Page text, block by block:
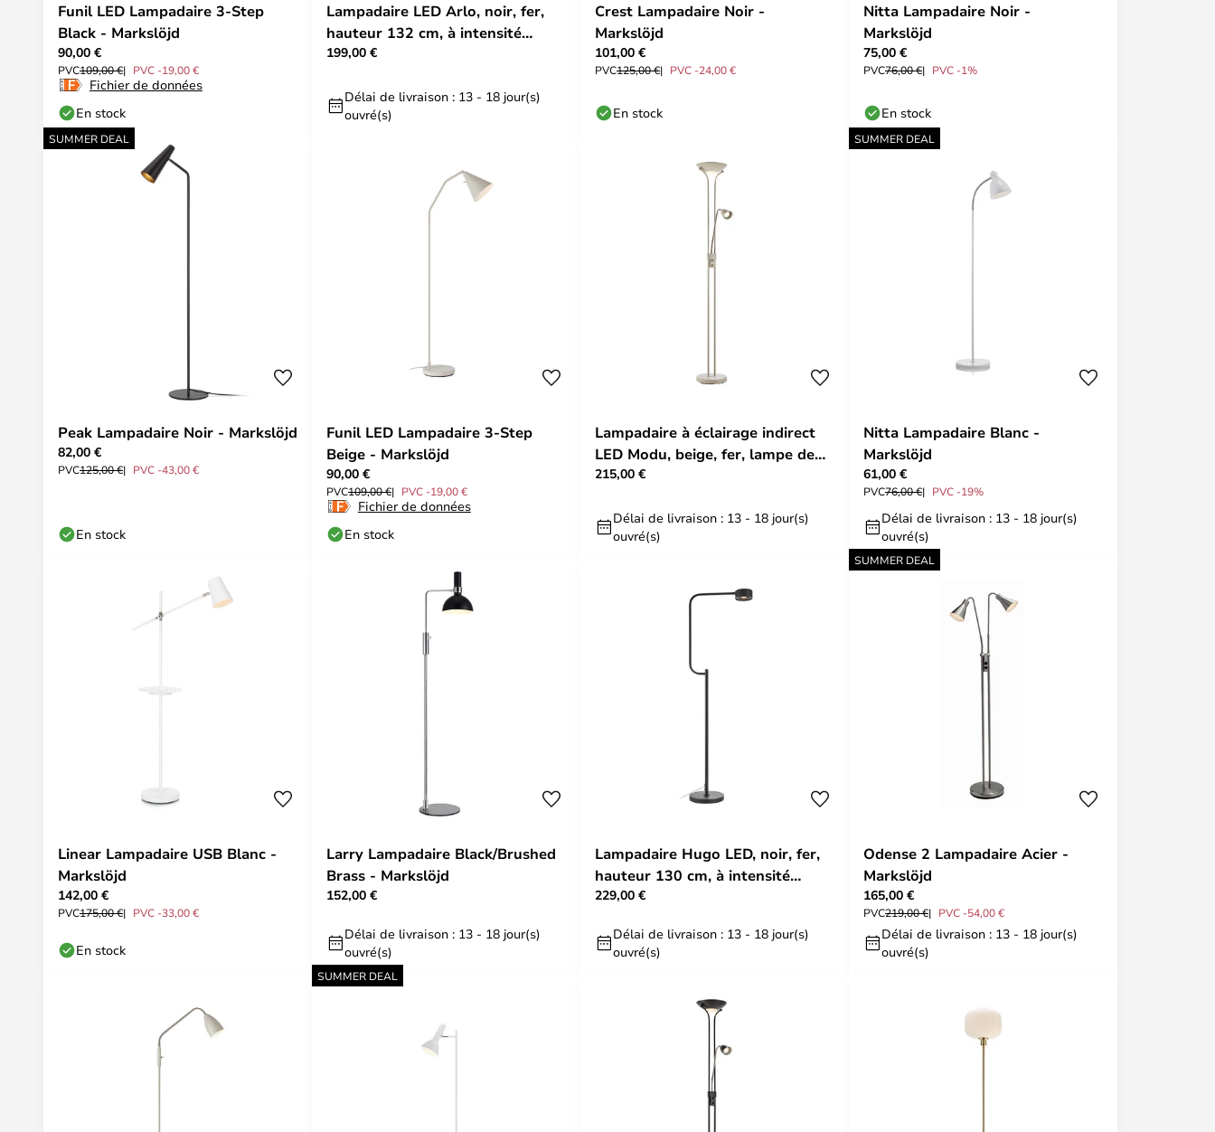
Funil LED Lampadaire 3-Step
Black - Markslöjd
90,00 €
PVC109,00 € PVC -19,00 €
Fichier de données
En stock
Lampadaire LED Arlo, noir, fer,
hauteur 132 cm, à intensité
variable - Markslöjd
199,00 €
Délai de livraison : 13 - 18 jour(s)
ouvré(s)
Crest Lampadaire Noir -
Markslöjd
101,00 €
PVC125,00 € PVC -24,00 €
En stock
Nitta Lampadaire Noir -
Markslöjd
75,00 €
PVC76,00 € PVC -1%
En stock
SUMMER DEAL
Peak Lampadaire Noir - Markslöjd
82,00 €
PVC125,00 € PVC -43,00 €
En stock
Funil LED Lampadaire 3-Step
Beige - Markslöjd
90,00 €
PVC109,00 € PVC -19,00 €
Fichier de données
En stock
Lampadaire à éclairage indirect
LED Modu, beige, fer, lampe de
lecture, hauteur
215,00 €
Délai de livraison : 13 - 18 jour(s)
ouvré(s)
SUMMER DEAL
Nitta Lampadaire Blanc -
Markslöjd
61,00 €
PVC76,00 € PVC -19%
Délai de livraison : 13 - 18 jour(s)
ouvré(s)
Linear Lampadaire USB Blanc -
Markslöjd
142,00 €
PVC175,00 € PVC -33,00 €
En stock
Larry Lampadaire Black/Brushed
Brass - Markslöjd
152,00 €
Délai de livraison : 13 - 18 jour(s)
ouvré(s)
Lampadaire Hugo LED, noir, fer,
hauteur 130 cm, à intensité
variable - Markslöjd
229,00 €
Délai de livraison : 13 - 18 jour(s)
ouvré(s)
SUMMER DEAL
Odense 2 Lampadaire Acier -
Markslöjd
165,00 €
PVC219,00 € PVC -54,00 €
Délai de livraison : 13 - 18 jour(s)
ouvré(s)
SUMMER DEAL